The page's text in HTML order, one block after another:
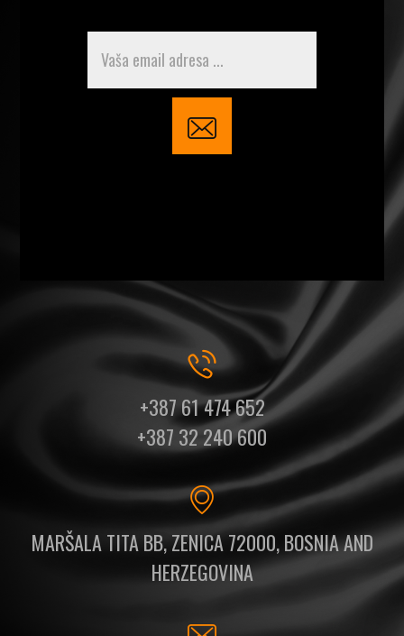
+387 61 474 652
+387 32 240 600
MARŠALA TITA BB, ZENICA 72000, BOSNIA AND
HERZEGOVINA